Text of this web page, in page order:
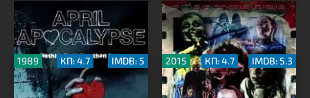
Апрельский
апокалипсис
Ночь ужасов, часть 1
1989 КП: 4.7 IMDB: 5 2015 КП: 4.7 IMDB: 5.3